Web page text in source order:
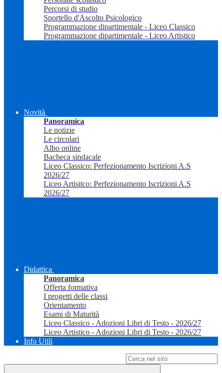
Percorsi di studio
Sportello d'Ascolto Psicologico
Programmazione dipartimentale - Liceo Classico
Programmazione dipartimentale - Liceo Artistico
Novità
Panoramica
Le notizie
Le circolari
Albo online
Bacheca sindacale
Liceo Classico: Perfezionamento Iscrizioni A.S
2026/27
Liceo Artisitco: Perfezionamento Iscrizioni A.S
2026/27
Didattica
Panoramica
Offerta formativa
I progetti delle classi
Orientamento
Esami di Maturità
Liceo Classico - Adozioni Libri di Testo - 2026/27
Liceo Artistico - Adozioni Libri di Testo - 2026/27
Info Utili